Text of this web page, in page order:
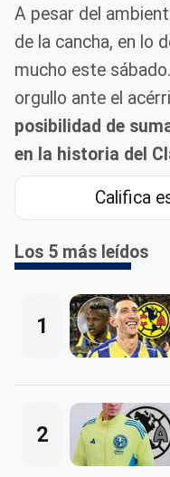
A pesar del
de la cancha, en lo
mucho este
orgullo ante el
posibilidad de
en la historia del
Califica
Los 5 más leídos
1
2